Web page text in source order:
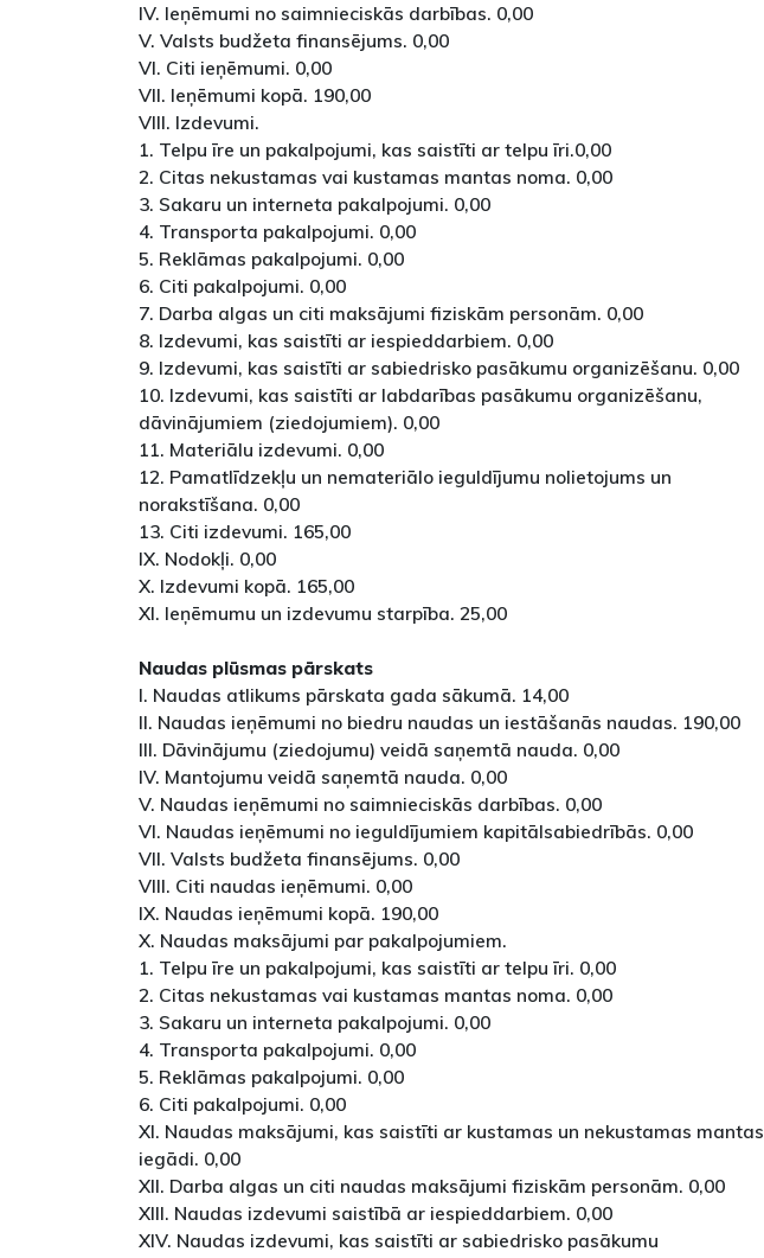
IV. Ieņēmumi no saimnieciskās darbības. 0,00
V. Valsts budžeta finansējums. 0,00
VI. Citi ieņēmumi. 0,00
VII. Ieņēmumi kopā. 190,00
VIII. Izdevumi.
1. Telpu īre un pakalpojumi, kas saistīti ar telpu īri.0,00
2. Citas nekustamas vai kustamas mantas noma. 0,00
3. Sakaru un interneta pakalpojumi. 0,00
4. Transporta pakalpojumi. 0,00
5. Reklāmas pakalpojumi. 0,00
6. Citi pakalpojumi. 0,00
7. Darba algas un citi maksājumi fiziskām personām. 0,00
8. Izdevumi, kas saistīti ar iespieddarbiem. 0,00
9. Izdevumi, kas saistīti ar sabiedrisko pasākumu organizēšanu. 0,00
10. Izdevumi, kas saistīti ar labdarības pasākumu organizēšanu,
dāvinājumiem (ziedojumiem). 0,00
11. Materiālu izdevumi. 0,00
12. Pamatlīdzekļu un nemateriālo ieguldījumu nolietojums un
norakstīšana. 0,00
13. Citi izdevumi. 165,00
IX. Nodokļi. 0,00
X. Izdevumi kopā. 165,00
XI. Ieņēmumu un izdevumu starpība. 25,00
Naudas plūsmas pārskats
I. Naudas atlikums pārskata gada sākumā. 14,00
II. Naudas ieņēmumi no biedru naudas un iestāšanās naudas. 190,00
III. Dāvinājumu (ziedojumu) veidā saņemtā nauda. 0,00
IV. Mantojumu veidā saņemtā nauda. 0,00
V. Naudas ieņēmumi no saimnieciskās darbības. 0,00
VI. Naudas ieņēmumi no ieguldījumiem kapitālsabiedrībās. 0,00
VII. Valsts budžeta finansējums. 0,00
VIII. Citi naudas ieņēmumi. 0,00
IX. Naudas ieņēmumi kopā. 190,00
X. Naudas maksājumi par pakalpojumiem.
1. Telpu īre un pakalpojumi, kas saistīti ar telpu īri. 0,00
2. Citas nekustamas vai kustamas mantas noma. 0,00
3. Sakaru un interneta pakalpojumi. 0,00
4. Transporta pakalpojumi. 0,00
5. Reklāmas pakalpojumi. 0,00
6. Citi pakalpojumi. 0,00
XI. Naudas maksājumi, kas saistīti ar kustamas un nekustamas mantas
iegādi. 0,00
XII. Darba algas un citi naudas maksājumi fiziskām personām. 0,00
XIII. Naudas izdevumi saistībā ar iespieddarbiem. 0,00
XIV. Naudas izdevumi, kas saistīti ar sabiedrisko pasākumu